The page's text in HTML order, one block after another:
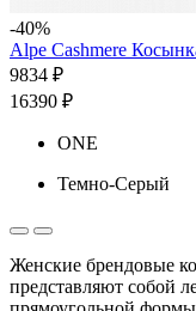
-40%
Alpe Cashmere
9834 ₽
16390 ₽
ONE
Темно-Серый
Женские брендовые
представляют собой